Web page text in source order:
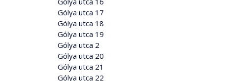
Gólya utca 17
Gólya utca 18
Gólya utca 19
Gólya utca 2
Gólya utca 20
Gólya utca 21
Gólya utca 22